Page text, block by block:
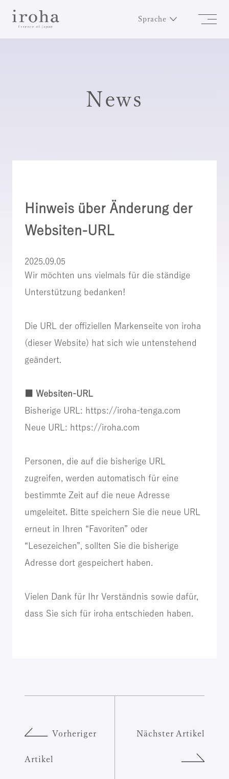
Sprache
News
Hinweis über Änderung der
Websiten-URL
2025.09.05
Wir möchten uns vielmals für die ständige
Unterstützung bedanken!
Die URL der offiziellen Markenseite von iroha
(dieser Website) hat sich wie untenstehend
geändert.
■ Websiten-URL
Bisherige URL: https://iroha-tenga.com
Neue URL: https://iroha.com
Personen, die auf die bisherige URL
zugreifen, werden automatisch für eine
bestimmte Zeit auf die neue Adresse
umgeleitet. Bitte speichern Sie die neue URL
erneut in Ihren “Favoriten” oder
“Lesezeichen”, sollten Sie die bisherige
Adresse dort gespeichert haben.
Vielen Dank für Ihr Verständnis sowie dafür,
dass Sie sich für iroha entschieden haben.
Vorheriger
Artikel
Nächster Artikel